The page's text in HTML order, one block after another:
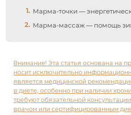
Марма-точки —
Марма-массаж — помощь
Внимание! Эта статья основана на
носит исключительно
является медицинской
в диете, особенно при наличии
требуют обязательной
врачом или сертифицированным